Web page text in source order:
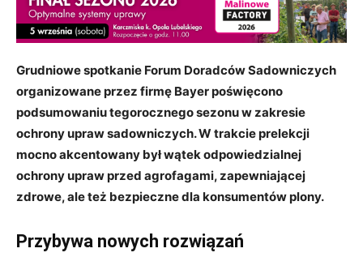
Grudniowe spotkanie Forum Doradców Sadowniczych
organizowane przez firmę Bayer poświęcono
podsumowaniu tegorocznego sezonu w zakresie
ochrony upraw sadowniczych. W trakcie prelekcji
mocno akcentowany był wątek odpowiedzialnej
ochrony upraw przed agrofagami, zapewniającej
zdrowe, ale też bezpieczne dla konsumentów plony.
Przybywa nowych rozwiązań